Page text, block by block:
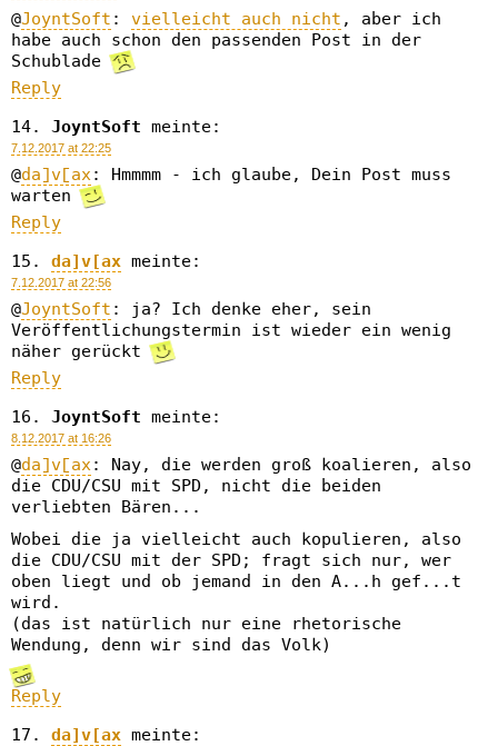
@JoyntSoft : vielleicht auch nicht , aber ich
habe auch schon den passenden Post in der
Schublade
Reply
JoyntSoft meinte:
7.12.2017 at 22:25
@da]v[ax: Hmmmm - ich glaube, Dein Post muss
warten
Reply
da]v[ax meinte:
7.12.2017 at 22:56
@JoyntSoft : ja? Ich denke eher, sein
Veröffentlichungstermin ist wieder ein wenig
näher gerückt
Reply
JoyntSoft meinte:
8.12.2017 at 16:26
@da]v[ax: Nay, die werden groß koalieren, also
die CDU/CSU mit SPD, nicht die beiden
verliebten Bären...
Wobei die ja vielleicht auch kopulieren, also
die CDU/CSU mit der SPD; fragt sich nur, wer
oben liegt und ob jemand in den A...h gef...t
wird.
(das ist natürlich nur eine rhetorische
Wendung, denn wir sind das Volk)
Reply
da]v[ax meinte: